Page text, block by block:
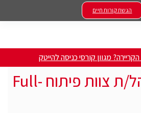
הגשת קורות חיים
מגוון קורסי כניסה להייטק
דרוש/ה מנהל/ת צוות פיתוח Full-